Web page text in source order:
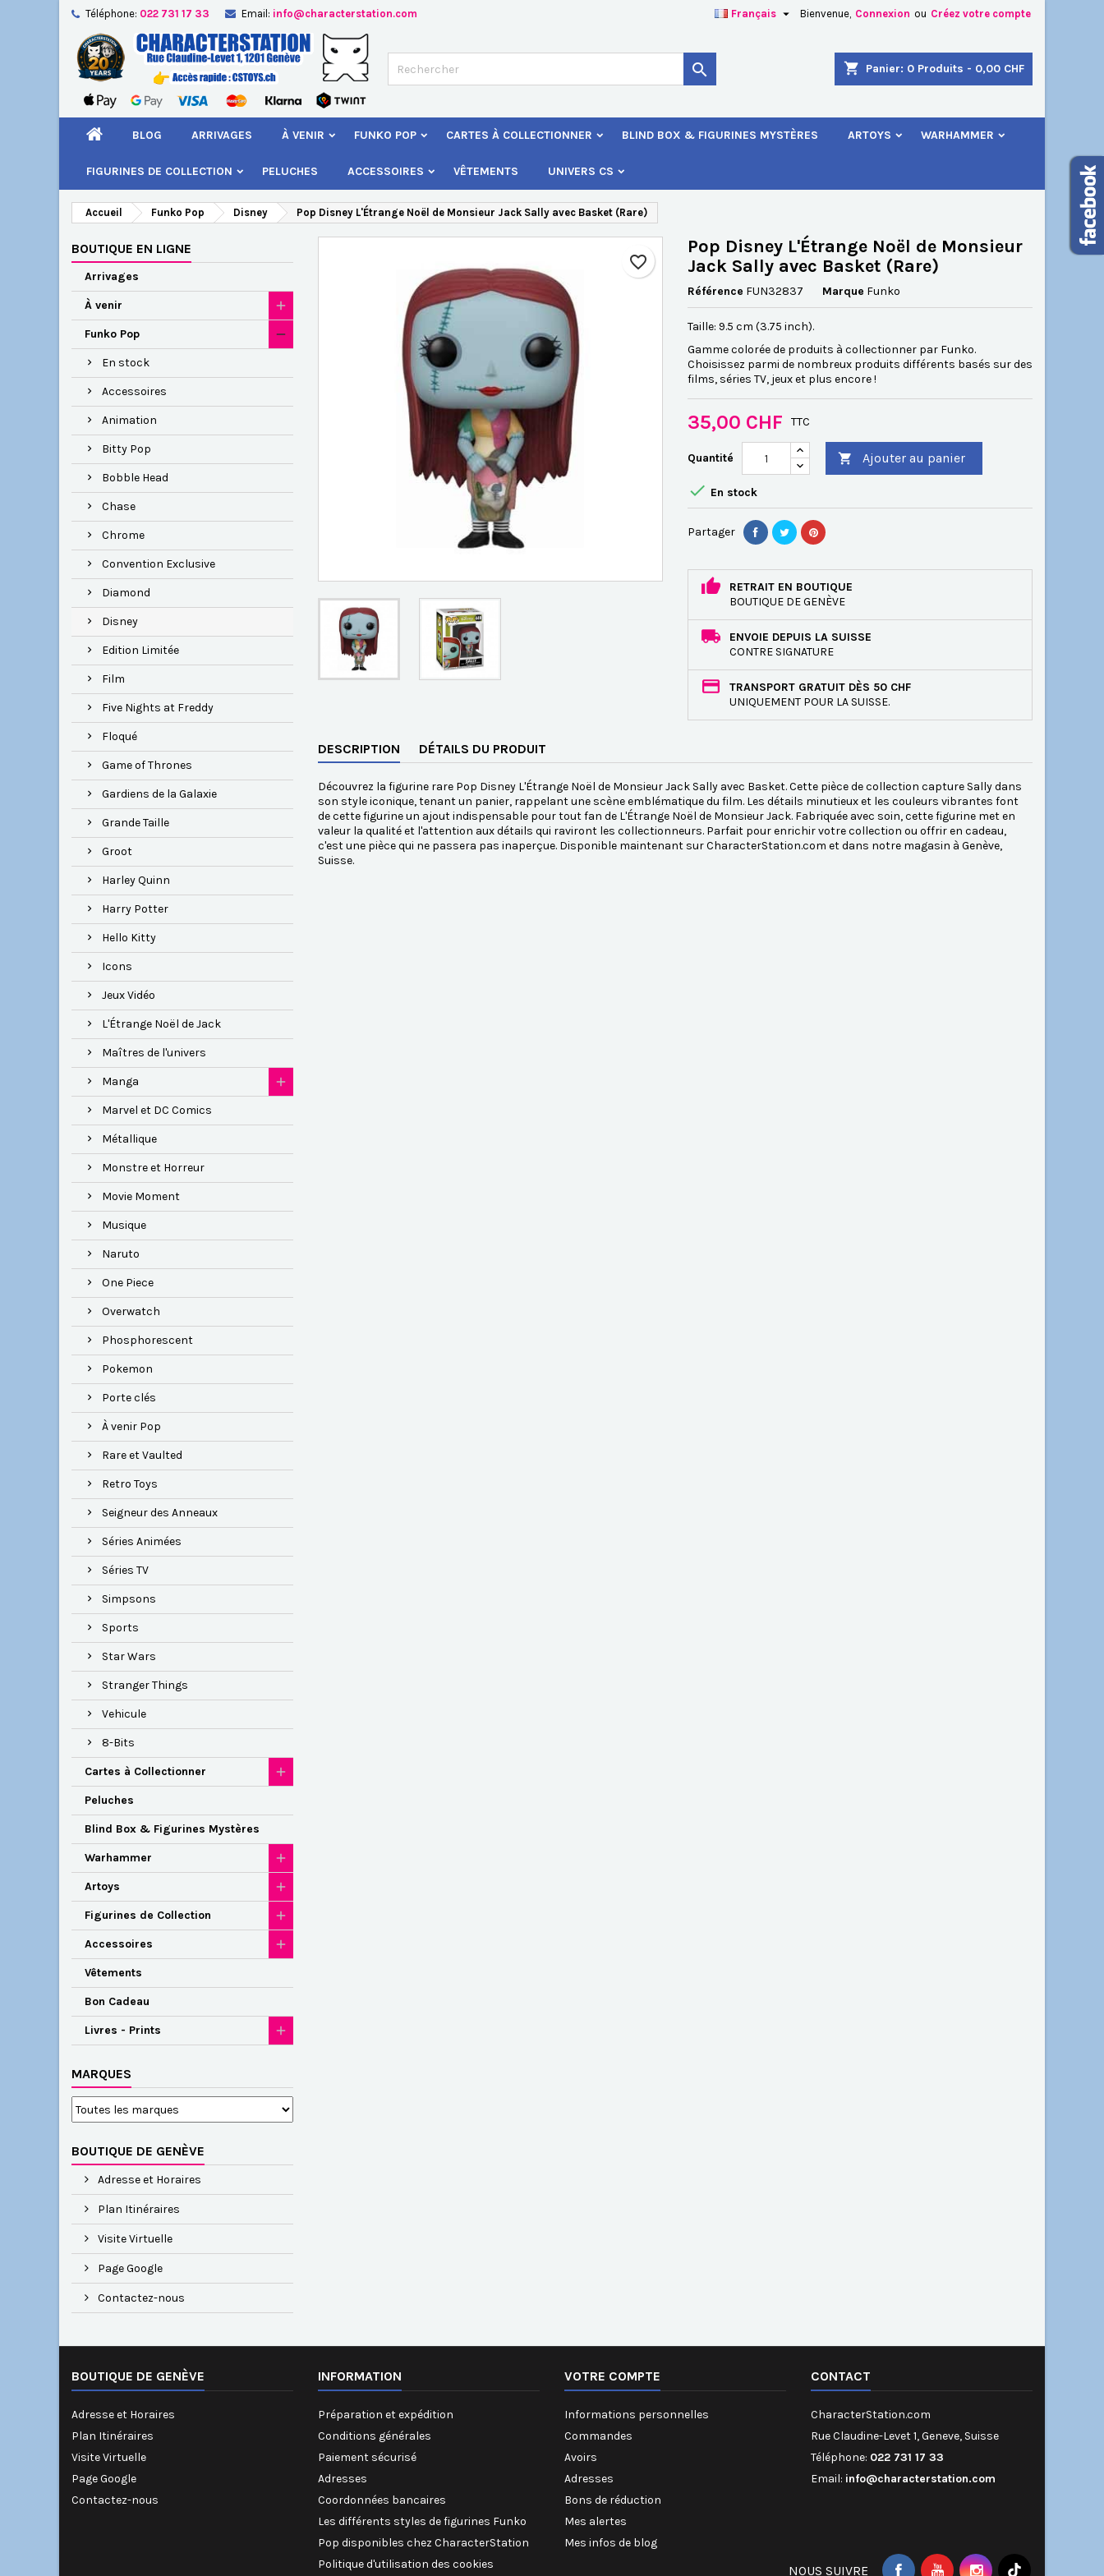
Téléphone: 022 731 17 33 Email: info@characterstation.com Bienvenue, Connexion ou Créez votre compte
Français 
shopping_cart Panier: 0 Produits - 0,00 CHF

BLOG ARRIVAGES À VENIR FUNKO POP CARTES À COLLECTIONNER BLIND BOX & FIGURINES MYSTÈRES ARTOYS WARHAMMER
FIGURINES DE COLLECTION PELUCHES ACCESSOIRES VÊTEMENTS UNIVERS CS
Accueil Funko Pop Disney Pop Disney L'Étrange Noël de Monsieur Jack Sally avec Basket (Rare)
BOUTIQUE EN LIGNE
Arrivages
À venir
Funko Pop
En stock
Accessoires
Animation
Bitty Pop
Bobble Head
Chase
Chrome
Convention Exclusive
Diamond
Disney
Edition Limitée
Film
Five Nights at Freddy
Floqué
Game of Thrones
Gardiens de la Galaxie
Grande Taille
Groot
Harley Quinn
Harry Potter
Hello Kitty
Icons
Jeux Vidéo
L'Étrange Noël de Jack
Maîtres de l'univers
Manga
Marvel et DC Comics
Métallique
Monstre et Horreur
Movie Moment
Musique
Naruto
One Piece
Overwatch
Phosphorescent
Pokemon
Porte clés
À venir Pop
Rare et Vaulted
Retro Toys
Seigneur des Anneaux
Séries Animées
Séries TV
Simpsons
Sports
Star Wars
Stranger Things
Vehicule
8-Bits
Cartes à Collectionner
Peluches
Blind Box & Figurines Mystères
Warhammer
Artoys
Figurines de Collection
Accessoires
Vêtements
Bon Cadeau
Livres - Prints
MARQUES
BOUTIQUE DE GENÈVE
Adresse et Horaires
Plan Itinéraires
Visite Virtuelle
Page Google
Contactez-nous
favorite_border
Pop Disney L'Étrange Noël de Monsieur
Jack Sally avec Basket (Rare)
Référence FUN32837 Marque Funko
Taille: 9.5 cm (3.75 inch).
Gamme colorée de produits à collectionner par Funko.
Choisissez parmi de nombreux produits différents basés sur des
films, séries TV, jeux et plus encore !
35,00 CHF TTC
Quantité  Ajouter au panier
 En stock
Partager
RETRAIT EN BOUTIQUE
BOUTIQUE DE GENÈVE
ENVOIE DEPUIS LA SUISSE
CONTRE SIGNATURE
TRANSPORT GRATUIT DÈS 50 CHF
UNIQUEMENT POUR LA SUISSE.
DESCRIPTION DÉTAILS DU PRODUIT
Découvrez la figurine rare Pop Disney L'Étrange Noël de Monsieur Jack Sally avec Basket. Cette pièce de collection capture Sally dans
son style iconique, tenant un panier, rappelant une scène emblématique du film. Les détails minutieux et les couleurs vibrantes font
de cette figurine un ajout indispensable pour tout fan de L'Étrange Noël de Monsieur Jack. Fabriquée avec soin, cette figurine met en
valeur la qualité et l'attention aux détails qui raviront les collectionneurs. Parfait pour enrichir votre collection ou offrir en cadeau,
c'est une pièce qui ne passera pas inaperçue. Disponible maintenant sur CharacterStation.com et dans notre magasin à Genève,
Suisse.
BOUTIQUE DE GENÈVE
Adresse et Horaires
Plan Itinéraires
Visite Virtuelle
Page Google
Contactez-nous
INFORMATION
Préparation et expédition
Conditions générales
Paiement sécurisé
Adresses
Coordonnées bancaires
Les différents styles de figurines Funko
Pop disponibles chez CharacterStation
Politique d'utilisation des cookies
VOTRE COMPTE
Informations personnelles
Commandes
Avoirs
Adresses
Bons de réduction
Mes alertes
Mes infos de blog
CONTACT
CharacterStation.com
Rue Claudine-Levet 1, Geneve, Suisse
Téléphone: 022 731 17 33
Email: info@characterstation.com
Ajouter à ma liste d'envies
Créer une nouvelle liste
Créer une liste d'envies
Nom de la liste d'envies
Connexion
Vous devez être connecté pour ajouter des produits à votre liste d'envies.
Annuler Connexion
NOUS SUIVRE